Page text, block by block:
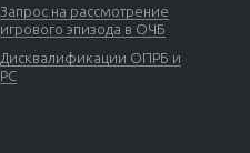
Запрос на рассмотрение
игрового эпизода в ОЧБ
Дисквалификации ОПРБ и
РС